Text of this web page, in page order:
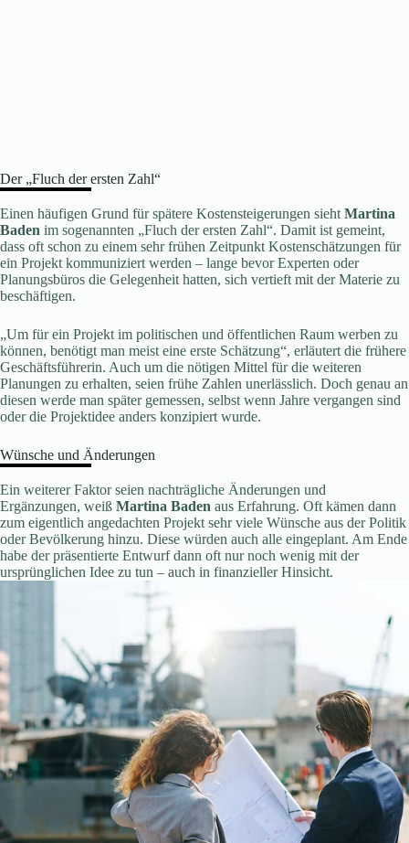
Der „Fluch der ersten Zahl“
Einen häufigen Grund für spätere Kostensteigerungen sieht Martina
Baden im sogenannten „Fluch der ersten Zahl“. Damit ist gemeint,
dass oft schon zu einem sehr frühen Zeitpunkt Kostenschätzungen für
ein Projekt kommuniziert werden – lange bevor Experten oder
Planungsbüros die Gelegenheit hatten, sich vertieft mit der Materie zu
beschäftigen.
„Um für ein Projekt im politischen und öffentlichen Raum werben zu
können, benötigt man meist eine erste Schätzung“, erläutert die frühere
Geschäftsführerin. Auch um die nötigen Mittel für die weiteren
Planungen zu erhalten, seien frühe Zahlen unerlässlich. Doch genau an
diesen werde man später gemessen, selbst wenn Jahre vergangen sind
oder die Projektidee anders konzipiert wurde.
Wünsche und Änderungen
Ein weiterer Faktor seien nachträgliche Änderungen und
Ergänzungen, weiß Martina Baden aus Erfahrung. Oft kämen dann
zum eigentlich angedachten Projekt sehr viele Wünsche aus der Politik
oder Bevölkerung hinzu. Diese würden auch alle eingeplant. Am Ende
habe der präsentierte Entwurf dann oft nur noch wenig mit der
ursprünglichen Idee zu tun – auch in finanzieller Hinsicht.